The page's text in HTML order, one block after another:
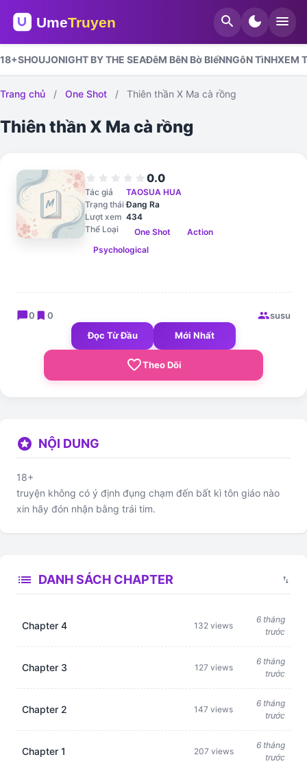
search dark_mode menu
18+SHOUJONIGHT BY THE SEAĐêM BêN Bờ BIểNNGôN TìNHXEM
Trang chủ / One Shot / Thiên thần X Ma cà rồng
Thiên thần X Ma cà rồng
star star star star star 0.0
Tác giả
TAOSUA HUA
Trạng thái Đang Ra
Lượt xem 434
Thể Loại
One Shot
Action
Psychological
chat_bubble0 bookmark 0 groupsusu
Đọc Từ Đầu
Mới Nhất
favorite_borderTheo Dõi
stars NỘI DUNG
18+
truyện không có ý định đụng chạm đến bất kì tôn giáo nào
xin hãy đón nhận bằng trái tim.
list DANH SÁCH CHAPTER swap_vert
Chapter 4 132 views
6 tháng
trước
Chapter 3 127 views
6 tháng
trước
Chapter 2 147 views
6 tháng
trước
Chapter 1 207 views
6 tháng
trước